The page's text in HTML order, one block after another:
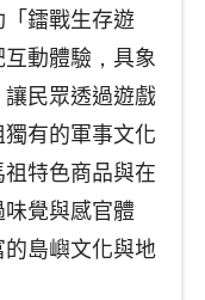
鐳戰生存遊
動體驗，具象
民眾透過遊戲
有的軍事文化
特色商品與在
覺與感官體
島嶼文化與地